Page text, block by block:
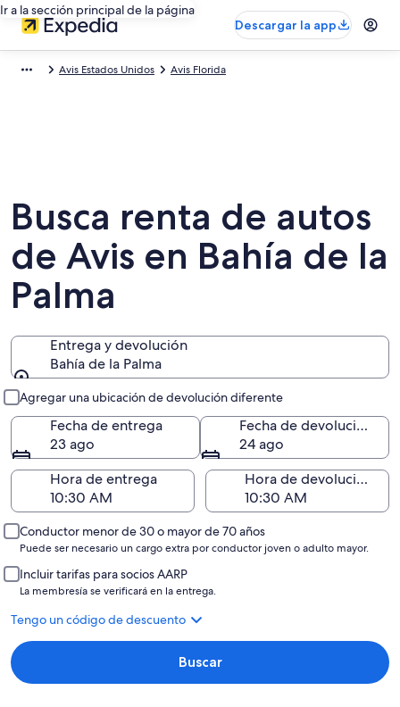
Ir a la sección principal de la página
Descargar la app
Avis Estados Unidos Avis Florida
Busca renta de autos
de Avis en Bahía de la
Palma
Entrega y devolución
Bahía de la Palma
Agregar una ubicación de devolución diferente
Fecha de entrega
23 ago
Fecha de devolución
24 ago
Hora de entrega
Hora de devolución
Conductor menor de 30 o mayor de 70 años
Puede ser necesario un cargo extra por conductor joven o adulto mayor.
Incluir tarifas para socios AARP
La membresía se verificará en la entrega.
Tengo un código de descuento
Buscar